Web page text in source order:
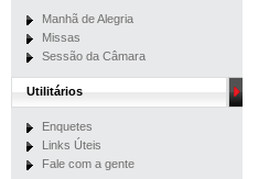
Manhã de Alegria
Missas
Sessão da Câmara
Utilitários
Enquetes
Links Úteis
Fale com a gente